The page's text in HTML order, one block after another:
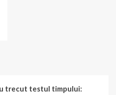
trecut testul timpului: